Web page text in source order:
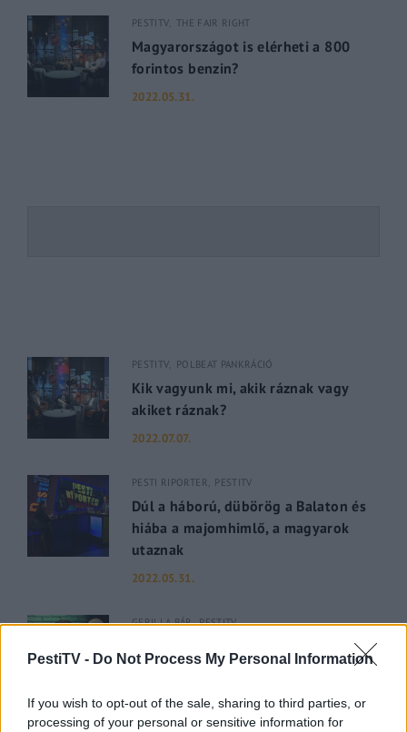
PestiTV - Do Not Process My Personal Information
If you wish to opt-out of the sale, sharing to third parties, or
processing of your personal or sensitive information for
PESTITV THE FAIR RIGHT
Magyarországot is elérheti a 800
forintos benzin?
2022.05.31.
PESTITV POLBEAT PANKRÁCIÓ
Kik vagyunk mi, akik ráznak vagy
akiket ráznak?
2022.07.07.
PESTI RIPORTER PESTITV
Dúl a háború, dübörög a Balaton és
hiába a majomhimlő, a magyarok
utaznak
2022.05.31.
GERILLA BÁR PESTITV
szépségének titka
2022.05.31.